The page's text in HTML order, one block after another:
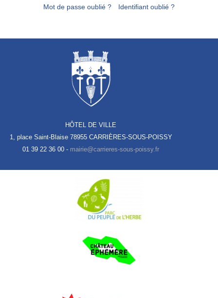
Mot de passe oublié ? Identifiant oublié ?
HÔTEL DE VILLE
1, place Saint-Blaise 78955 CARRIÈRES-SOUS-POISSY
01 39 22 36 00 -